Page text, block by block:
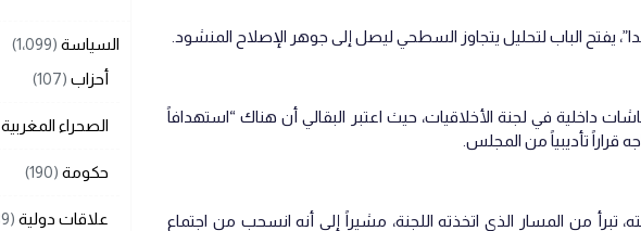
يفتح الباب لتحليل يتجاوز السطحي ليصل إلى جوهر الإصلاح المنشود.
داخلية في لجنة الأخلاقيات، حيث اعتبر البقالي أن هناك “استهدافاً
قراراً تأديبياً من المجلس.
من المسار الذي اتخذته اللجنة، مشيراً إلى أنه انسحب من اجتماع
السياسة (1٬099)
أحزاب (107)
الصحراء المغربية
حكومة (190)
علاقات دولية (139)